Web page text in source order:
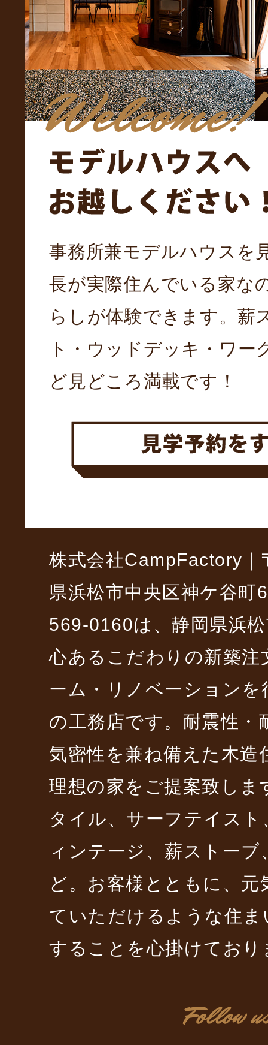
事務所兼モデルハウスを
長が実際住んでいる家な
らしが体験できます。薪
ト・ウッドデッキ・ワー
ど見どころ満載です！
株式会社CampFactory
県浜松市中央区神ケ谷
569-0160は、静岡県浜
心あるこだわりの新築注
ーム・リノベーションを
の工務店です。耐震性・
気密性を兼ね備えた木造
理想の家をご提案致しま
タイル、サーフテイス
ィンテージ、薪ストー
ど。お客様とともに、元
ていただけるような住
することを心掛けており